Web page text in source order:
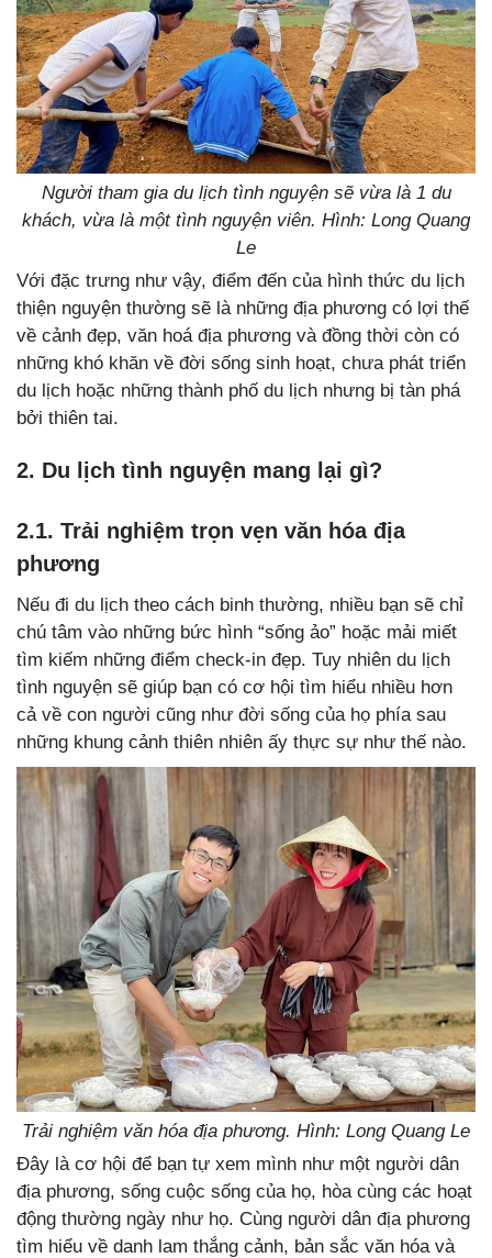
Người tham gia du lịch tình nguyện sẽ vừa là 1 du
khách, vừa là một tình nguyện viên. Hình: Long Quang
Le
Với đặc trưng như vậy, điểm đến của hình thức du lịch
thiện nguyện thường sẽ là những địa phương có lợi thế
về cảnh đẹp, văn hoá địa phương và đồng thời còn có
những khó khăn về đời sống sinh hoạt, chưa phát triển
du lịch hoặc những thành phố du lịch nhưng bị tàn phá
bởi thiên tai.
2. Du lịch tình nguyện mang lại gì?
2.1. Trải nghiệm trọn vẹn văn hóa địa
phương
Nếu đi du lịch theo cách binh thường, nhiều bạn sẽ chỉ
chú tâm vào những bức hình “sống ảo” hoặc mải miết
tìm kiếm những điểm check-in đẹp. Tuy nhiên du lịch
tình nguyện sẽ giúp bạn có cơ hội tìm hiểu nhiều hơn
cả về con người cũng như đời sống của họ phía sau
những khung cảnh thiên nhiên ấy thực sự như thế nào.
Trải nghiệm văn hóa địa phương. Hình: Long Quang Le
Đây là cơ hội để bạn tự xem mình như một người dân
địa phương, sống cuộc sống của họ, hòa cùng các hoạt
động thường ngày như họ. Cùng người dân địa phương
tìm hiểu về danh lam thắng cảnh, bản sắc văn hóa và